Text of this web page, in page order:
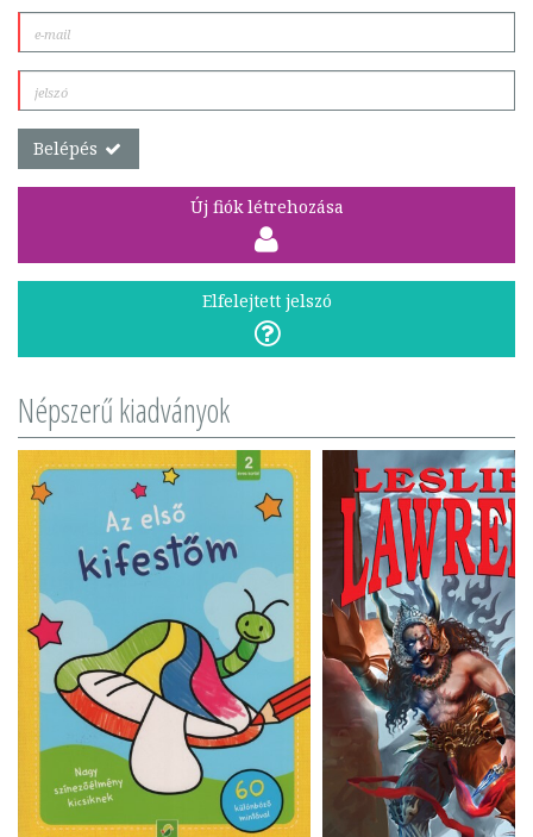
Belépés
Új fiók létrehozása
Elfelejtett jelszó
Népszerű kiadványok